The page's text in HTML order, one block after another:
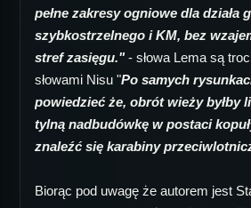
pełne zakresy ogniowe dla działa
szybkostrzelnego i KM, bez
stref zasięgu."- słowa Lema są
słowami Nisu "Po samych
powiedzieć że, obrót wieży byłby
tylną nadbudówkę w postaci
znaleźć się karabiny
Biorąc pod uwagę że autorem jest